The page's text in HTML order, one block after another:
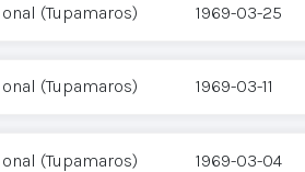
(Tupamaros) 1969-03-25
(Tupamaros) 1969-03-11
(Tupamaros) 1969-03-04